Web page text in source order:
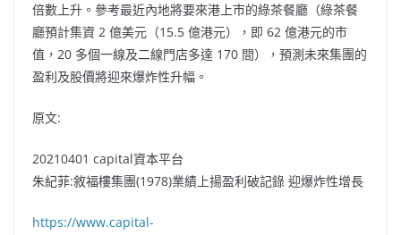
倍數上升。參考最近內地將要來港上市的綠茶餐廳（綠茶餐
廳預計集資 2 億美元（15.5 億港元），即 62 億港元的市
值，20 多個一線及二線門店多達 170 間），預測未來集團的
盈利及股價將迎來爆炸性升幅。
原文:
20210401 capital資本平台
朱紀菲:敘福樓集團(1978)業績上揚盈利破記錄 迎爆炸性增長
https://www.capital-